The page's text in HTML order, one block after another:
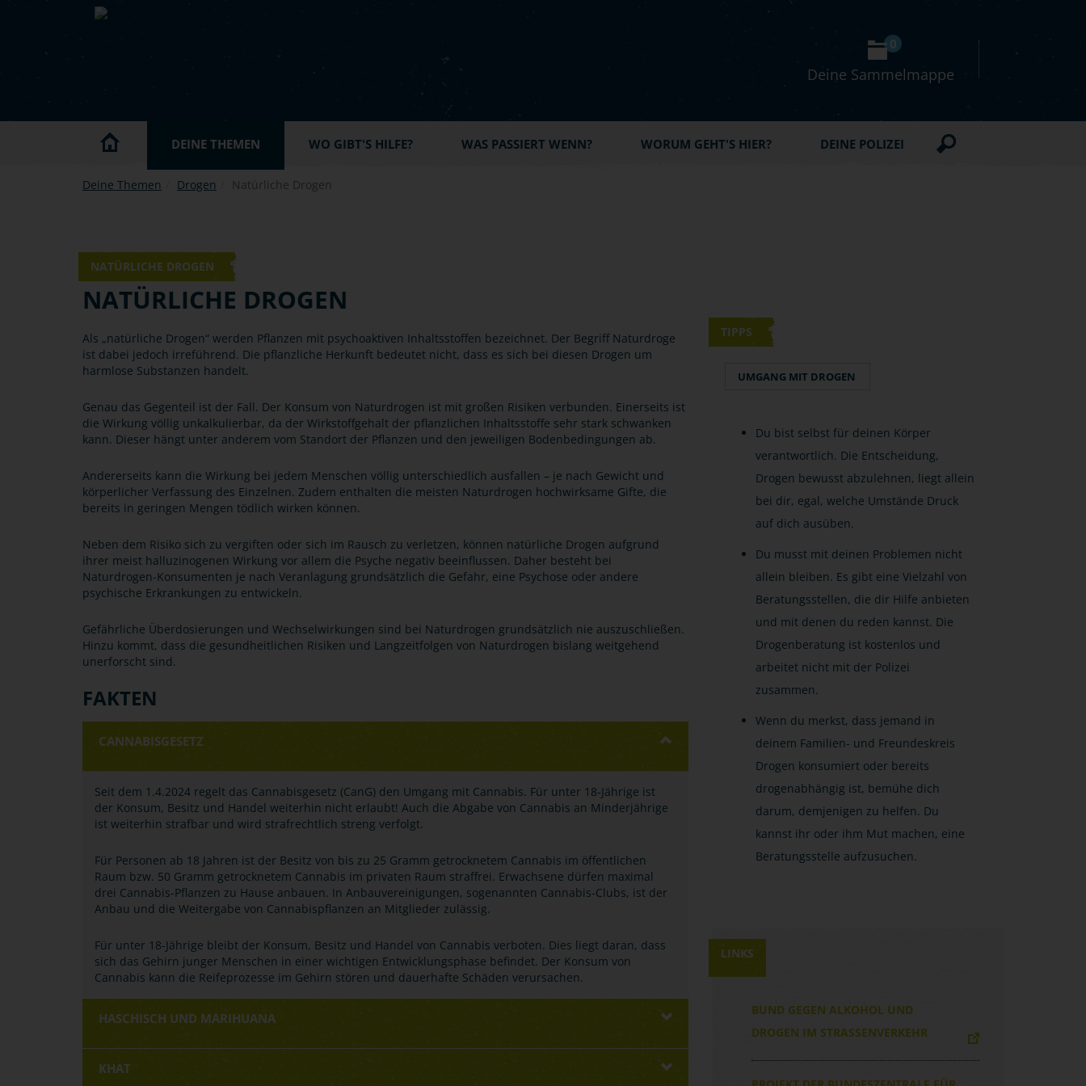
Skip to main content
Deine Sammelmappe
0
DEINE THEMEN WO GIBT'S HILFE? WAS PASSIERT WENN? WORUM GEHT'S HIER? DEINE POLIZEI
Deine Themen Drogen Natürliche Drogen
NATÜRLICHE DROGEN
© Canva
NATÜRLICHE DROGEN
Als „natürliche Drogen“ werden Pflanzen mit psychoaktiven Inhaltsstoffen bezeichnet. Der Begriff Naturdroge
ist dabei jedoch irreführend. Die pflanzliche Herkunft bedeutet nicht, dass es sich bei diesen Drogen um
harmlose Substanzen handelt.
Genau das Gegenteil ist der Fall. Der Konsum von Naturdrogen ist mit großen Risiken verbunden. Einerseits ist
die Wirkung völlig unkalkulierbar, da der Wirkstoffgehalt der pflanzlichen Inhaltsstoffe sehr stark schwanken
kann. Dieser hängt unter anderem vom Standort der Pflanzen und den jeweiligen Bodenbedingungen ab.
Andererseits kann die Wirkung bei jedem Menschen völlig unterschiedlich ausfallen – je nach Gewicht und
körperlicher Verfassung des Einzelnen. Zudem enthalten die meisten Naturdrogen hochwirksame Gifte, die
bereits in geringen Mengen tödlich wirken können.
Neben dem Risiko sich zu vergiften oder sich im Rausch zu verletzen, können natürliche Drogen aufgrund
ihrer meist halluzinogenen Wirkung vor allem die Psyche negativ beeinflussen. Daher besteht bei
Naturdrogen-Konsumenten je nach Veranlagung grundsätzlich die Gefahr, eine Psychose oder andere
psychische Erkrankungen zu entwickeln.
Gefährliche Überdosierungen und Wechselwirkungen sind bei Naturdrogen grundsätzlich nie auszuschließen.
Hinzu kommt, dass die gesundheitlichen Risiken und Langzeitfolgen von Naturdrogen bislang weitgehend
unerforscht sind.
FAKTEN
CANNABISGESETZ
Seit dem 1.4.2024 regelt das Cannabisgesetz (CanG) den Umgang mit Cannabis. Für unter 18-Jährige ist
der Konsum, Besitz und Handel weiterhin nicht erlaubt! Auch die Abgabe von Cannabis an Minderjährige
ist weiterhin strafbar und wird strafrechtlich streng verfolgt.
Für Personen ab 18 Jahren ist der Besitz von bis zu 25 Gramm getrocknetem Cannabis im öffentlichen
Raum bzw. 50 Gramm getrocknetem Cannabis im privaten Raum straffrei. Erwachsene dürfen maximal
drei Cannabis-Pflanzen zu Hause anbauen. In Anbauvereinigungen, sogenannten Cannabis-Clubs, ist der
Anbau und die Weitergabe von Cannabispflanzen an Mitglieder zulässig.
Für unter 18-Jährige bleibt der Konsum, Besitz und Handel von Cannabis verboten. Dies liegt daran, dass
sich das Gehirn junger Menschen in einer wichtigen Entwicklungsphase befindet. Der Konsum von
Cannabis kann die Reifeprozesse im Gehirn stören und dauerhafte Schäden verursachen.
HASCHISCH UND MARIHUANA
KHAT
TIPPS
UMGANG MIT DROGEN
Du bist selbst für deinen Körper
verantwortlich. Die Entscheidung,
Drogen bewusst abzulehnen, liegt allein
bei dir, egal, welche Umstände Druck
auf dich ausüben.
Du musst mit deinen Problemen nicht
allein bleiben. Es gibt eine Vielzahl von
Beratungsstellen, die dir Hilfe anbieten
und mit denen du reden kannst. Die
Drogenberatung ist kostenlos und
arbeitet nicht mit der Polizei
zusammen.
Wenn du merkst, dass jemand in
deinem Familien- und Freundeskreis
Drogen konsumiert oder bereits
drogenabhängig ist, bemühe dich
darum, demjenigen zu helfen. Du
kannst ihr oder ihm Mut machen, eine
Beratungsstelle aufzusuchen.
LINKS
BUND GEGEN ALKOHOL UND
DROGEN IM STRASSENVERKEHR